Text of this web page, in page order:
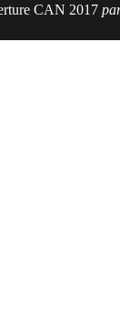
CAN 2017